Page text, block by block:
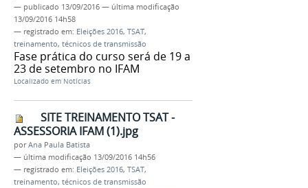
— publicado 13/09/2016 — última modificação
13/09/2016 14h58
— registrado em: Eleições 2016, TSAT,
treinamento, técnicos de transmissão
Fase prática do curso será de 19 a
23 de setembro no IFAM
Localizado em Notícias
SITE TREINAMENTO TSAT -
ASSESSORIA IFAM (1).jpg
porAna Paula Batista
— última modificação 13/09/2016 14h56
— registrado em: Eleições 2016, TSAT,
treinamento, técnicos de transmissão